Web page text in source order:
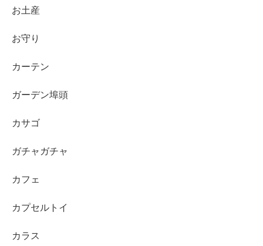
お土産
お守り
カーテン
ガーデン埠頭
カサゴ
ガチャガチャ
カフェ
カプセルトイ
カラス